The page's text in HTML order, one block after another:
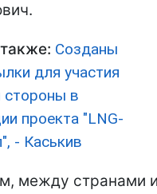
Созданы
для участия
стороны в
проекта "LNG-
- Каськив
между странами